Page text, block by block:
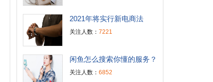
2021年将实行新电商法
关注人数： 7221
闲鱼怎么搜索你懂的服务？
关注人数： 6852